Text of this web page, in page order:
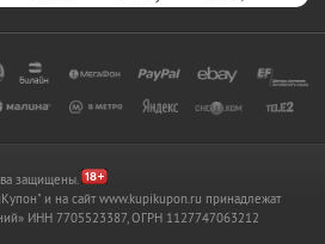
защищены.
и на сайт www.kupikupon.ru принадлежат
ИНН 7705523387, ОГРН 1127747063212